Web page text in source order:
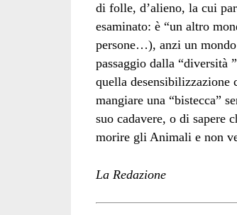
di folle, d’alieno, la cui
esaminato: è “un altro
persone…), anzi un
passaggio dalla “diversità
quella desensibilizzazione
mangiare una “bistecca”
suo cadavere, o di sapere
morire gli Animali e non
La Redazione